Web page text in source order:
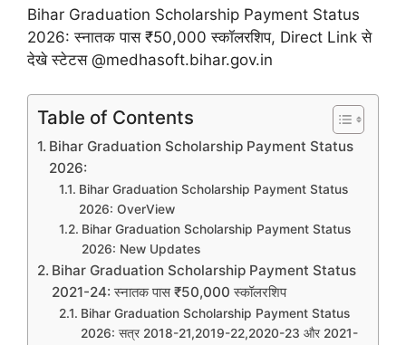
Bihar Graduation Scholarship Payment Status
2026: स्नातक पास ₹50,000 स्कॉलरशिप, Direct Link से
देखे स्टेटस @medhasoft.bihar.gov.in
Table of Contents
Bihar Graduation Scholarship Payment Status
2026:
Bihar Graduation Scholarship Payment Status
2026: OverView
Bihar Graduation Scholarship Payment Status
2026: New Updates
Bihar Graduation Scholarship Payment Status
2021-24: स्नातक पास ₹50,000 स्कॉलरशिप
Bihar Graduation Scholarship Payment Status
2026: सत्र 2018-21,2019-22,2020-23 और 2021-